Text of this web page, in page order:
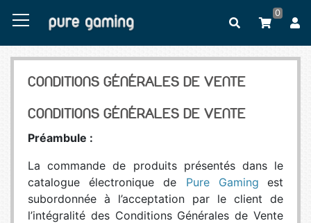
0
CONDITIONS GÉNÉRALES DE VENTE
CONDITIONS GÉNÉRALES DE VENTE
Préambule :
La commande de produits présentés dans le
catalogue électronique de Pure Gaming
est
subordonnée à l’acceptation par le client de
l’intégralité des Conditions Générales de Vente